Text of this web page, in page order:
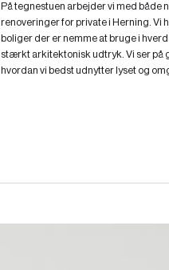
På tegnestuen arbejder vi med både
renoveringer for private i Herning. Vi
boliger der er nemme at bruge i
stærkt arkitektonisk udtryk. Vi ser på
hvordan vi bedst udnytter lyset og